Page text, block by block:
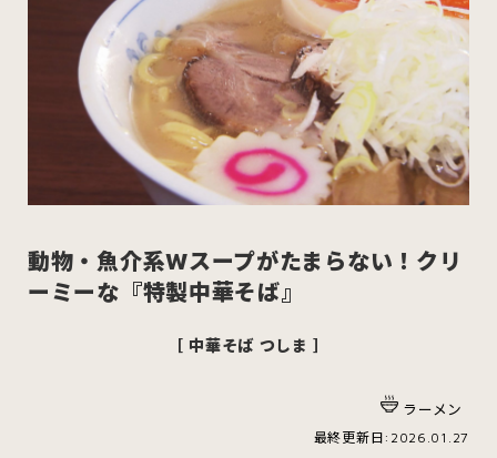
ラーメン カレー
パスタ 寿司
ハンバーガー
すべてのカテゴリをみる
動物・魚介系Wスープがたまらない！クリ
ーミーな『特製中華そば』
［ 中華そば つしま ］
ラーメン
最終更新日:2026.01.27